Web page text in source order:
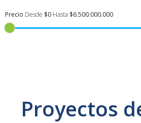
Precio Desde $0 Hasta $6.500.000.000
Proyectos